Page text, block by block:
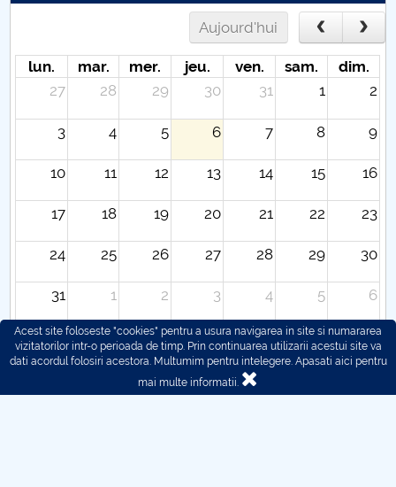
Aujourd'hui
lun. mar. mer. jeu. ven. sam.
dim.
27
28 29 30 31 1 2
3 4 5 6 7 8 9
10 11 12 13 14 15 16
17 18 19 20 21 22 23
24 25 26 27 28 29 30
31 1 2 3 4 5 6
Acest site foloseste "cookies" pentru a usura navigarea in site si numararea
vizitatorilor intr-o perioada de timp. Prin continuarea utilizarii acestui site va
dati acordul folosiri acestora. Multumim pentru intelegere. Apasati aici pentru
mai multe informatii.